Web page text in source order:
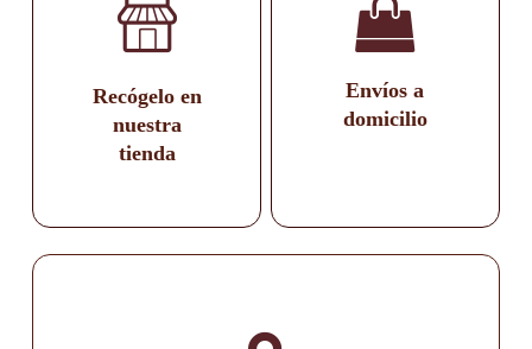
Recógelo en
nuestra
tienda
Envíos a
domicilio